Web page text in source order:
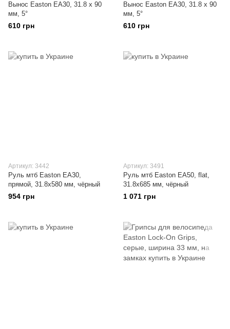
Вынос Easton EA30, 31.8 х 90
мм, 5°
610 грн
Вынос Easton EA30, 31.8 х 90
мм, 5°
610 грн
Артикул: 3442
Руль мтб Easton EA30,
прямой, 31.8x580 мм, чёрный
954 грн
Артикул: 3491
Руль мтб Easton EA50, flat,
31.8x685 мм, чёрный
1 071 грн